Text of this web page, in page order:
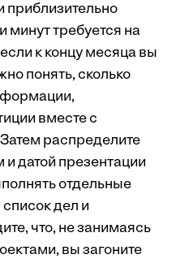
приблизительно
минут требуется на
к концу месяца вы
понять, сколько
вместе с
распределите
датой презентации
отдельные
дел и
что, не занимаясь
вы загоните